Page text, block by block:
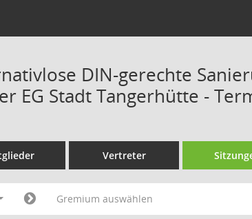
DIN-gerechte
EG Stadt Tangerhütte -
Vertreter
Gremium auswählen